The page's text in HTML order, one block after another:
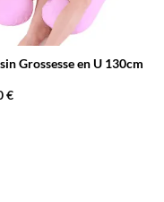
Grossesse en U 130cm
€